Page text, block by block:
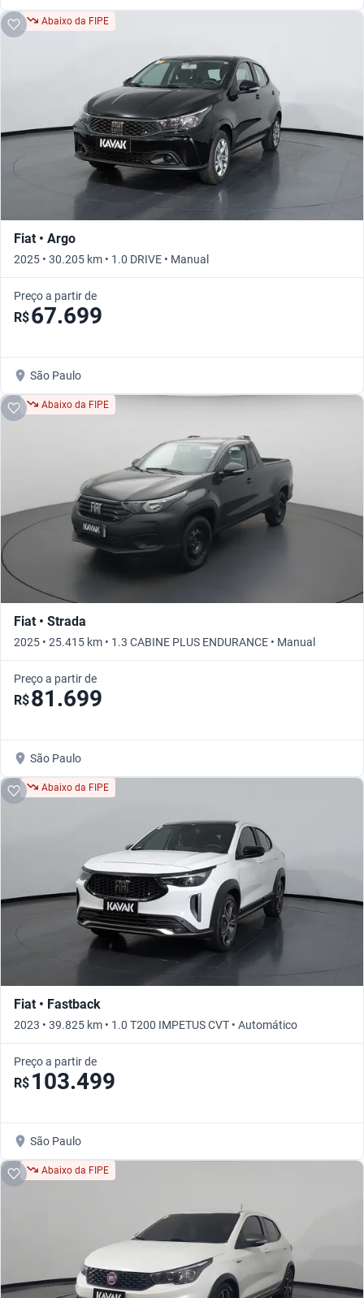
Abaixo da FIPE
Fiat • Argo
2025 • 30.205 km • 1.0 DRIVE • Manual
Preço a partir de
R$67.699
São Paulo
Abaixo da FIPE
Fiat • Strada
2025 • 25.415 km • 1.3 CABINE PLUS ENDURANCE • Manual
Preço a partir de
R$81.699
São Paulo
Abaixo da FIPE
Fiat • Fastback
2023 • 39.825 km • 1.0 T200 IMPETUS CVT • Automático
Preço a partir de
R$ 103.499
São Paulo
Abaixo da FIPE